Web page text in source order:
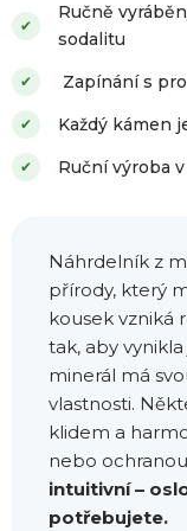
✔
Ručně
sodalitu
✔ Zapínání s
✔ Každý kámen
✔ Ruční výroba
Náhrdelník z
přírody, který
kousek vzniká
tak, aby
minerál má
vlastnosti.
klidem a
nebo
intuitivní –
potřebujete.